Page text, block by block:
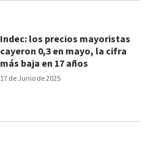
17 de Junio de 2025
Indec: los precios mayoristas
cayeron 0,3 en mayo, la cifra
más baja en 17 años